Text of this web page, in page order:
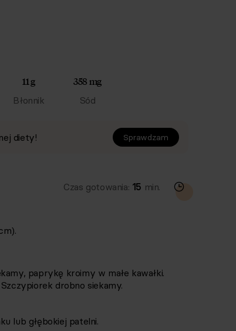
11 g
Błonnik
358 mg
Sód
diety! Sprawdzam
Czas gotowania: 15 min.
paprykę kroimy w małe kawałki.
drobno siekamy.
lub głębokiej patelni.